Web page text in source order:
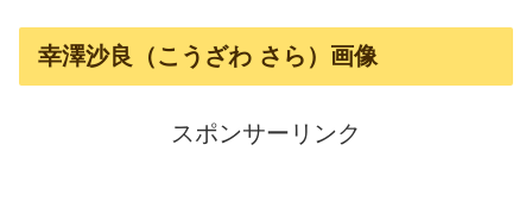
幸澤沙良（こうざわ さら）画像
スポンサーリンク